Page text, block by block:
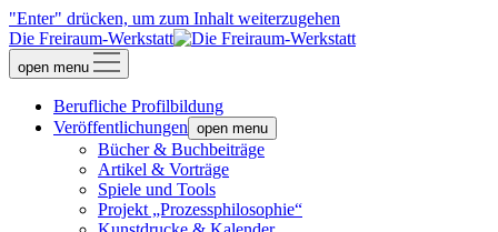
"Enter" drücken, um zum Inhalt weiterzugehen
Die Freiraum-Werkstatt
open menu
Berufliche Profilbildung
Veröffentlichungen open menu
Bücher & Buchbeiträge
Artikel & Vorträge
Spiele und Tools
Projekt „Prozessphilosophie“